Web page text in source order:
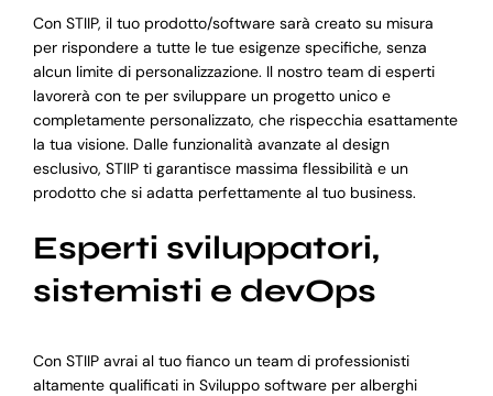
Con STIIP, il tuo prodotto/software sarà creato su misura
per rispondere a tutte le tue esigenze specifiche, senza
alcun limite di personalizzazione. Il nostro team di esperti
lavorerà con te per sviluppare un progetto unico e
completamente personalizzato, che rispecchia esattamente
la tua visione. Dalle funzionalità avanzate al design
esclusivo, STIIP ti garantisce massima flessibilità e un
prodotto che si adatta perfettamente al tuo business.
Esperti sviluppatori,
sistemisti e devOps
Con STIIP avrai al tuo fianco un team di professionisti
altamente qualificati in Sviluppo software per alberghi